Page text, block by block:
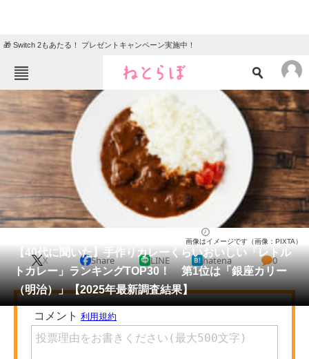
🎁 Switch 2もあたる！ プレゼントキャンペーン実施中！
ねとらぼメニュー
TOP ニュース
エンタメ クイズ
グルメ 地域
住まい 教育・育児
動物 リサーチ
会員記事
メディア
注目記事を集めた総合ページ
ITの今と未来を見通す
【40代に聞いた】手作りカレーくらいおいしい「レトル
トカレー」ランキングTOP30！ 第1位は「銀座カリー
（明治）」【2025年最新調査結果】
画像はイメージです（画像：PIXTA）
X Share LINE hatena 0